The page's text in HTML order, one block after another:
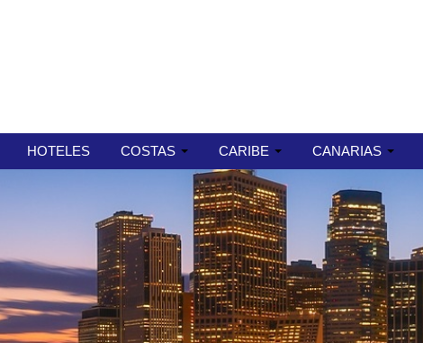
HOTELES COSTAS CARIBE CANARIAS